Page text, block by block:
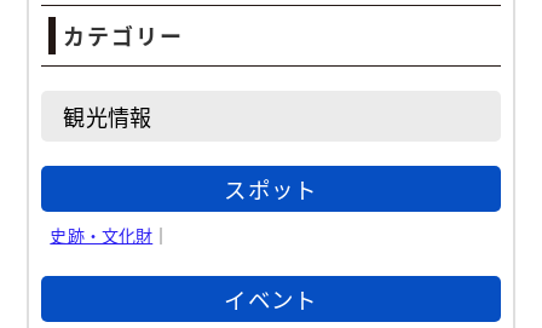
カテゴリー
観光情報
スポット
史跡・文化財 ｜
イベント